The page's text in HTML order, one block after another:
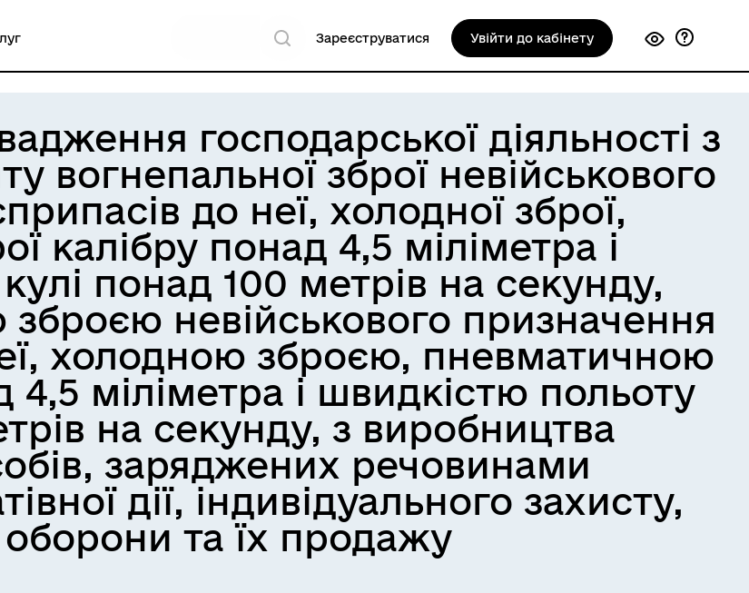
Зареєструватися Увійти до кабінету
господарської діяльності з
вогнепальної зброї невійськового
до неї, холодної зброї,
калібру понад 4,5 міліметра і
понад 100 метрів на секунду,
зброєю невійськового призначення
холодною зброєю, пневматичною
міліметра і швидкістю польоту
на секунду, з виробництва
заряджених речовинами
дії, індивідуального захисту,
оборони та їх продажу